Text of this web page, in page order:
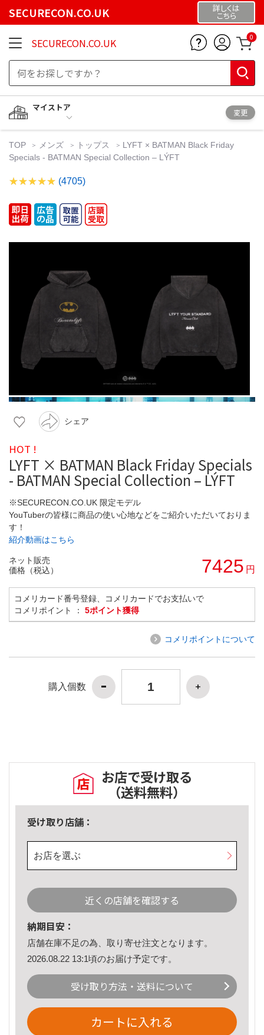
SECURECON.CO.UK 詳しくは
こちら
SECURECON.CO.UK 0
マイストア
変更
TOP メンズ トップス
LYFT × BATMAN Black Friday
Specials - BATMAN Special Collection – LÝFT
(4705)
シェア
HOT !
LYFT × BATMAN Black Friday Specials
- BATMAN Special Collection – LÝFT
※SECURECON.CO.UK 限定モデル
YouTuberの皆様に商品の使い心地などをご紹介いただいておりま
す！
紹介動画はこちら
ネット販売
価格（税込）
7425 円
コメリカード番号登録、コメリカードでお支払いで
コメリポイント ： 5ポイント獲得
コメリポイントについて
購入個数
お店で受け取る
（送料無料）
受け取り店舗：
お店を選ぶ
近くの店舗を確認する
納期目安：
店舗在庫不足の為、取り寄せ注文となります。
2026.08.22 13:1頃のお届け予定です。
受け取り方法・送料について
カートに入れる